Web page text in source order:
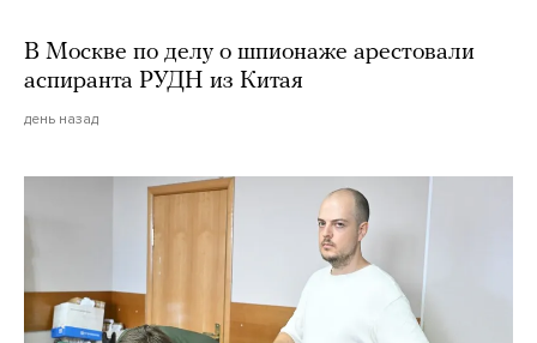
В Москве по делу о шпионаже арестовали
аспиранта РУДН из Китая
день назад